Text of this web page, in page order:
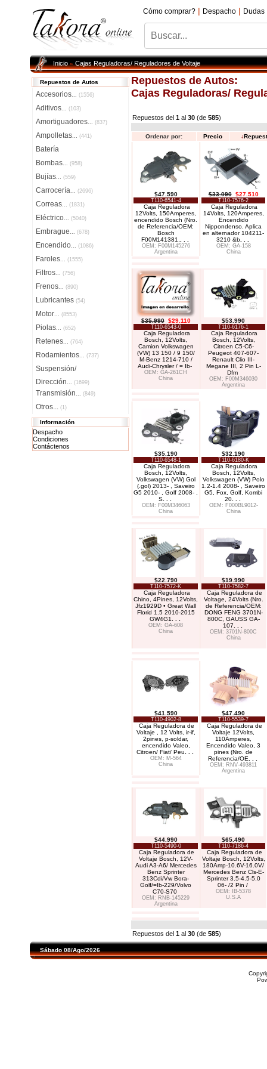
Cómo comprar? | Despacho | Dudas
Inicio»Cajas Reguladoras/ Reguladores de Voltaje
Repuestos de Autos
Accesorios... (1556)
Aditivos... (103)
Amortiguadores... (837)
Ampolletas... (441)
Batería
Bombas... (958)
Bujías... (559)
Carrocería... (2696)
Correas... (1831)
Eléctrico... (5040)
Embrague... (678)
Encendido... (1086)
Faroles... (1555)
Filtros... (756)
Frenos... (890)
Lubricantes (54)
Motor... (8553)
Piolas... (652)
Retenes... (764)
Rodamientos... (737)
Suspensión/
Dirección... (1699)
Transmisión... (849)
Otros... (1)
Información
Despacho
Condiciones
Contáctenos
Repuestos de Autos:
Cajas Reguladoras/
Repuestos del 1 al 30 (de 585)
Ordenar por: Precio ↓
$47.590
T110-6541-4
Caja Reguladora
12Volts, 150Amperes,
encendido Bosch (Nro.
de Referencia/OEM:
Bosch
F00M141381,
OEM: F00M145276
Argentina
$33.090 $27.510
T110-7576-2
Caja Reguladora
14Volts, 120Amperes,
Encendido
Nippondenso. Aplica
en alternador 104211-
3210 &b. . .
OEM: GA-158
China
$35.990 $29.110
T110-6543-0
Caja Reguladora
Bosch, 12Volts,
Camion Volkswagen
(VW) 13 150 / 9 150/
M-Benz 1214-710 /
Audi-Chrysler / = Ib-
OEM: GA-261CH
China
$53.990
T110-6176-1
Caja Reguladora
Bosch, 12Volts,
Citroen C5-C6-
Peugeot 407-607-
Renault Clio III-
Megane III, 2 Pin L-
Dfm
OEM: F00M346030
Argentina
$35.190
T110-6548-1
Caja Reguladora
Bosch, 12Volts,
Volkswagen (VW) Gol
(.gol) 2013- , Saveiro
G5 2010- , Golf 2008- ,
S. . .
OEM: F00M346063
China
$32.190
T110-6180-K
Caja Reguladora
Bosch, 12Volts,
Volkswagen (VW) Polo
1.2-1.4 2008- , Saveiro
G5, Fox, Golf, Kombi
20. . .
OEM: F000BL9012-
China
$22.790
T110-7572-K
Caja Reguladora
Chino, 4Pines, 12Volts,
Jfz1929D • Great Wall
Florid 1.5 2010-2015
GW4G1
OEM: GA-608
China
$19.990
T110-7582-7
Caja Reguladora de
Voltage, 24Volts (Nro.
de Referencia/OEM:
DONG FENG 3701N-
800C, GAUSS GA-
107
OEM: 3701N-800C
China
$41.590
T110-4902-8
Caja Reguladora de
Voltaje , 12 Volts, ir-if,
2pines, p-soldar,
encendido Valeo,
Citroen/ Fiat/ Peu
OEM: M-564
China
$47.490
T110-5539-7
Caja Reguladora de
Voltaje 12Volts,
110Amperes,
Encendido Valeo, 3
pines (Nro. de
Referencia/OE
OEM: RNV-493811
Argentina
$44.990
T110-5490-0
Caja Reguladora de
Voltaje Bosch, 12V-
Audi A3-A6/ Mercedes
Benz Sprinter
313Cdi/Vw Bora-
Golf/=Ib-229/Volvo
C70-S70
OEM: RNB-145229
Argentina
$65.490
T110-7186-4
Caja Reguladora de
Voltaje Bosch, 12Volts,
180Amp-10.6V-16.0V/
Mercedes Benz Cls-E-
Sprinter 3.5-4.5-5.0
06- /2 Pin /
OEM: IB-5378
U.S.A
Repuestos del 1 al 30 (de 585)
Sábado 08/Ago/2026